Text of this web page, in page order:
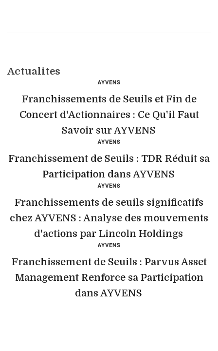
Actualites
AYVENS
Franchissements de Seuils et Fin de
Concert d'Actionnaires : Ce Qu'il Faut
Savoir sur AYVENS
AYVENS
Franchissement de Seuils : TDR Réduit sa
Participation dans AYVENS
AYVENS
Franchissements de seuils significatifs
chez AYVENS : Analyse des mouvements
d'actions par Lincoln Holdings
AYVENS
Franchissement de Seuils : Parvus Asset
Management Renforce sa Participation
dans AYVENS